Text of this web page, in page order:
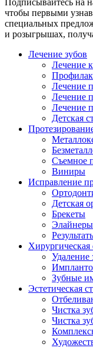
Подписывайтесь на
чтобы первыми
специальных
и розыгрышах,
Лечение зубов
Лечение
Лечение
Лечение
Лечение
Детская
Съемное
Виниры
Исправление
Детская
Брекеты
Элайнеры
Хирургическая
Удаление
Зубные
Эстетическая
Чистка
Чистка